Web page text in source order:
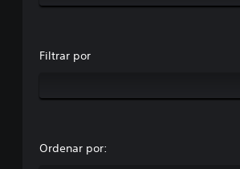
Filtrar por
Ordenar por: